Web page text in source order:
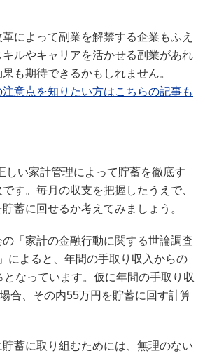
によって副業を解禁する企業もふえ
ルやキャリアを活かせる副業があれ
も期待できるかもしれません。
意点を知りたい方はこちらの記事も
しい家計管理によって貯蓄を徹底す
す。毎月の収支を把握したうえで、
蓄に回せるか考えてみましょう。
「家計の金融行動に関する世論調査
によると、年間の手取り収入からの
なっています。仮に年間の手取り収
合、その内55万円を貯蓄に回す計算
蓄に取り組むためには、無理のない